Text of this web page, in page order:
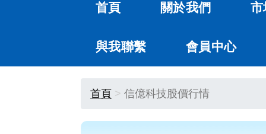
首頁 關於我們 市
與我聯繫 會員中心
首頁 信億科技股價行情